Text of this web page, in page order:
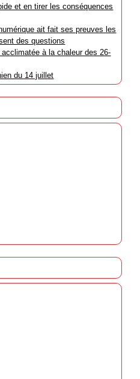
et en tirer les conséquences
ait fait ses preuves les
des questions
acclimatée à la chaleur des 26-
du 14 juillet